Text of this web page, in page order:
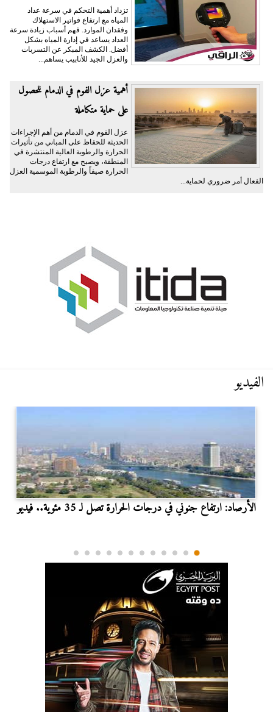
تزداد أهمية التحكم في سرعة عداد
المياه مع ارتفاع فواتير الاستهلاك
وفقدان الموارد. فهم أسباب زيادة سرعة
العداد يساعد في إدارة المياه بشكل
أفضل. الكشف المبكر عن التسربات
والعزل الجيد للأنابيب يساهم...
أهمية عزل الفوم في الدمام للحصول
على حماية متكاملة
عزل الفوم في الدمام من أهم الإجراءات
الحديثة للحفاظ على المباني من تأثيرات
الحرارة والرطوبة العالية المنتشرة في
المنطقة، ويصبح مع ارتفاع درجات
الحرارة صيفاً والرطوبة الموسمية العزل
الفعال أمر ضروري لحماية...
الفيديو
الأرصاد: ارتفاع جنوني في درجات الحرارة تصل لـ 35 مئوية.. فيديو